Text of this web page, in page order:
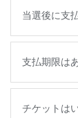
当選後に支
支払期限は
チケットは